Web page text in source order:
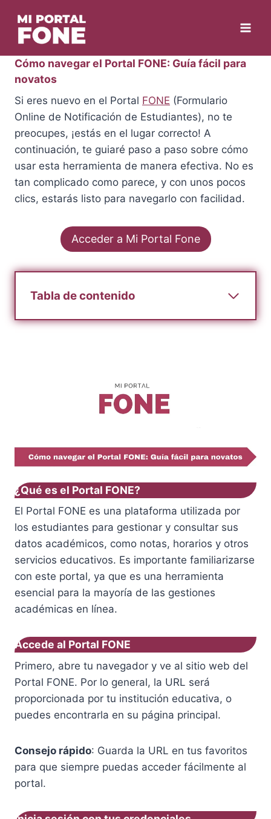
content
Cómo navegar el Portal FONE: Guía fácil para
novatos
Si eres nuevo en el Portal FONE (Formulario
Online de Notificación de Estudiantes), no te
preocupes, ¡estás en el lugar correcto! A
continuación, te guiaré paso a paso sobre cómo
usar esta herramienta de manera efectiva. No es
tan complicado como parece, y con unos pocos
clics, estarás listo para navegarlo con facilidad.
Acceder a Mi Portal Fone
Tabla de contenido
¿Qué es el Portal FONE?
El Portal FONE es una plataforma utilizada por
los estudiantes para gestionar y consultar sus
datos académicos, como notas, horarios y otros
servicios educativos. Es importante familiarizarse
con este portal, ya que es una herramienta
esencial para la mayoría de las gestiones
académicas en línea.
Accede al Portal FONE
Primero, abre tu navegador y ve al sitio web del
Portal FONE. Por lo general, la URL será
proporcionada por tu institución educativa, o
puedes encontrarla en su página principal.
Consejo rápido: Guarda la URL en tus favoritos
para que siempre puedas acceder fácilmente al
portal.